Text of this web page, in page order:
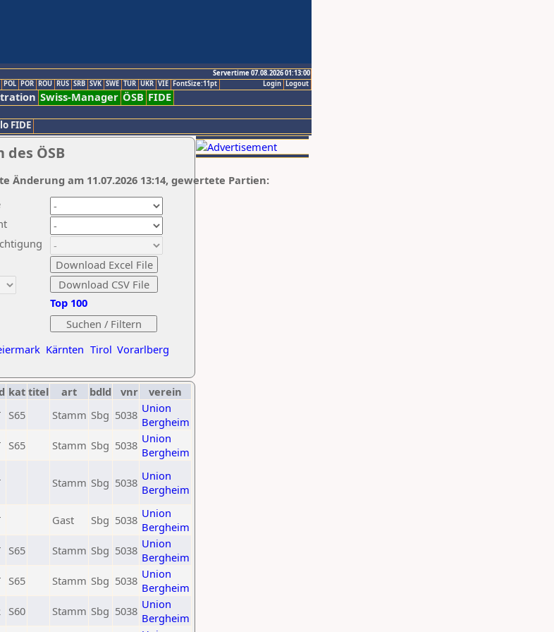
Servertime 07.08.2026 01:13:00
Logout
Login
POL POR ROU RUS SRB SVK SWE TUR UKR VIE FontSize:11pt
Swiss-Manager ÖSB FIDE
FIDE
ÖSB
Kärnten Tirol Vorarlberg
Top 100
Änderung am 11.07.2026 13:14, gewertete Partien:
kat titel art bdld vnr
verein
S65 Stamm Sbg 5038 Union
Bergheim
S65 Stamm Sbg 5038 Union
Bergheim
Stamm Sbg 5038 Union
Bergheim
Gast Sbg 5038 Union
Bergheim
S65 Stamm Sbg 5038 Union
Bergheim
S65 Stamm Sbg 5038 Union
Bergheim
S60 Stamm Sbg 5038 Union
Bergheim